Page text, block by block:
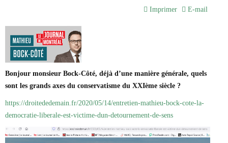
Nathalie Elgrably
Normand Lester
Philippe Léger
Pierre Martin
Richard Béliveau
Richard Martineau
Steve E. Fortin
Sophie Durocher
Thomas Mulcair
Véronyque Tremblay
Imprimer
E-mail
Bonjour monsieur Bock-Côté, déjà d’une manière générale, quels
sont les grands axes du conservatisme du XXIème siècle ?
https://droitededemain.fr/2020/05/14/entretien-mathieu-bock-cote-la-
democratie-liberale-est-victime-dun-detournement-de-sens